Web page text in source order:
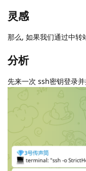
灵感
那么, 如果我们通过中
分析
先来一次 ssh密钥登录